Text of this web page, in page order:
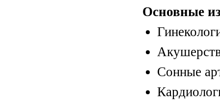
Основные
Сонные